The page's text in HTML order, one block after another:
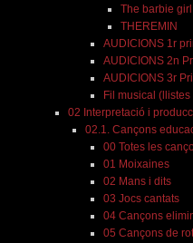
The barbie
THEREMIN
AUDICIONS 1r
AUDICIONS 2n
AUDICIONS 3r
Fil musical
02 Interpretació i
02.1. Cançons
00 Totes les
01 Moixaines
02 Mans i dits
03 Jocs cantats
04 Cançons
05 Cançons de